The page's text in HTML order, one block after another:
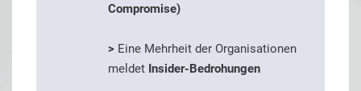
Compromise)
> Eine Mehrheit der Organisationen
meldet Insider-Bedrohungen